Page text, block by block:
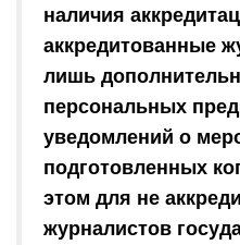
наличия
аккредитованные
лишь
персональных
уведомлений о
подготовленных
этом для не
журналистов